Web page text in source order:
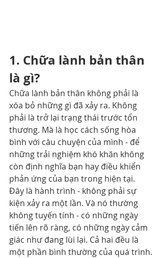
1. Chữa lành bản thân
là gì?
Chữa lành bản thân không phải là
xóa bỏ những gì đã xảy ra. Không
phải là trở lại trạng thái trước tổn
thương. Mà là học cách sống hòa
bình với câu chuyện của mình - để
những trải nghiệm khó khăn không
còn định nghĩa bạn hay điều khiển
phản ứng của bạn trong hiện tại.
Đây là hành trình - không phải sự
kiện xảy ra một lần. Và nó thường
không tuyến tính - có những ngày
tiến lên rõ ràng, có những ngày cảm
giác như đang lùi lại. Cả hai đều là
một phần bình thường của quá trình.